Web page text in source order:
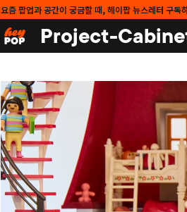
요즘 팝업과 공간이 궁금할 때, 헤이팝 뉴스레터 구독
Project-